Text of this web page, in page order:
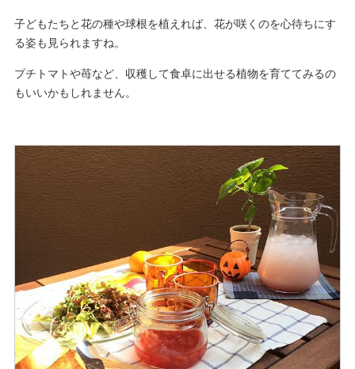
子どもたちと花の種や球根を植えれば、花が咲くのを心待ちにす
る姿も見られますね。
プチトマトや苺など、収穫して食卓に出せる植物を育ててみるの
もいいかもしれません。